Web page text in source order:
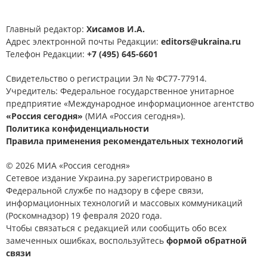
Главный редактор: Хисамов И.А.
Адрес электронной почты Редакции: editors@ukraina.ru
Телефон Редакции: +7 (495) 645-6601
Свидетельство о регистрации Эл № ФС77-77914.
Учредитель: Федеральное государственное унитарное
предприятие «Международное информационное агентство
«Россия сегодня» (МИА «Россия сегодня»).
Политика конфиденциальности
Правила применения рекомендательных технологий
© 2026 МИА «Россия сегодня»
Сетевое издание Украина.ру зарегистрировано в
Федеральной службе по надзору в сфере связи,
информационных технологий и массовых коммуникаций
(Роскомнадзор) 19 февраля 2020 года.
Чтобы связаться с редакцией или сообщить обо всех
замеченных ошибках, воспользуйтесь формой обратной
связи